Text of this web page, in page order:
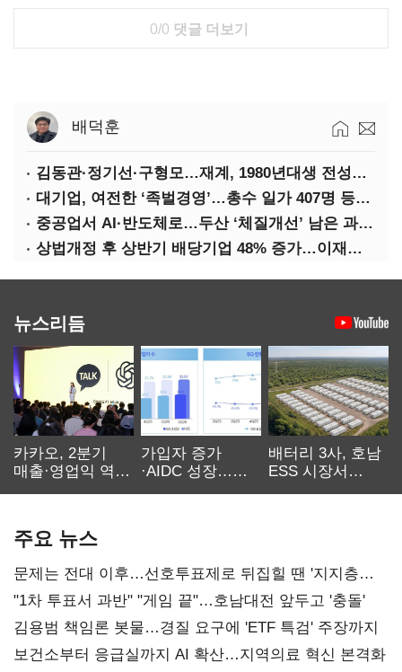
0/0 댓글 더보기
배덕훈
김동관·정기선·구형모…재계, 1980년대생 전성시대
대기업, 여전한 ‘족벌경영’…총수 일가 407명 등기임원
중공업서 AI·반도체로…두산 ‘체질개선’ 남은 과제는
상법개정 후 상반기 배당기업 48% 증가…이재용 배당액 728억 1위
뉴스리듬
카카오, 2분기
매출·영업익 역대
가입자 증가
·AIDC 성장…
배터리 3사, 호남
ESS 시장서
주요 뉴스
문제는 전대 이후…선호투표제로 뒤집힐 땐 '지지층
불복'
"1차 투표서 과반" "게임 끝"…호남대전 앞두고 '충돌'
김용범 책임론 봇물…경질 요구에 'ETF 특검' 주장까지
보건소부터 응급실까지 AI 확산…지역의료 혁신 본격화